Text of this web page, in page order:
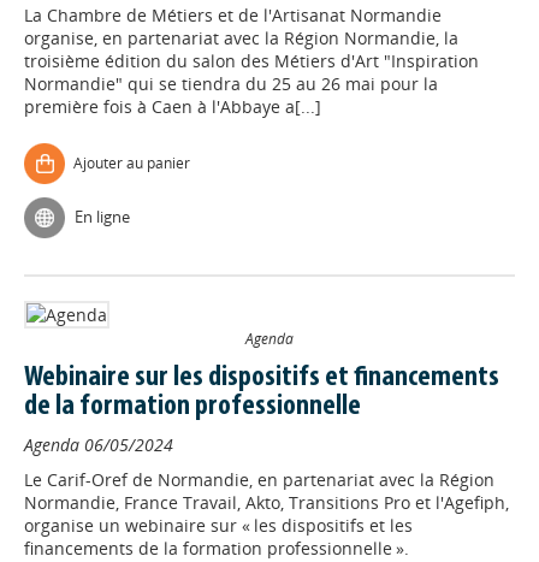
La Chambre de Métiers et de l'Artisanat Normandie
organise, en partenariat avec la Région Normandie, la
troisième édition du salon des Métiers d'Art "Inspiration
Normandie" qui se tiendra du 25 au 26 mai pour la
première fois à Caen à l'Abbaye a[...]
Ajouter au panier
En ligne
Agenda
Webinaire sur les dispositifs et financements
de la formation professionnelle
Agenda 06/05/2024
Le Carif-Oref de Normandie, en partenariat avec la Région
Normandie, France Travail, Akto, Transitions Pro et l'Agefiph,
organise un webinaire sur « les dispositifs et les
financements de la formation professionnelle ».